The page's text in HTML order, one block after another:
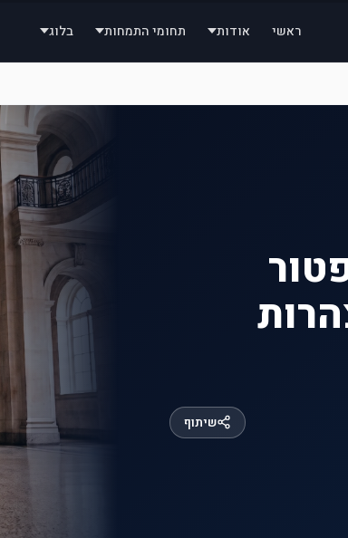
ראשי אודות תחומי התמחות בלוג
שיתוף